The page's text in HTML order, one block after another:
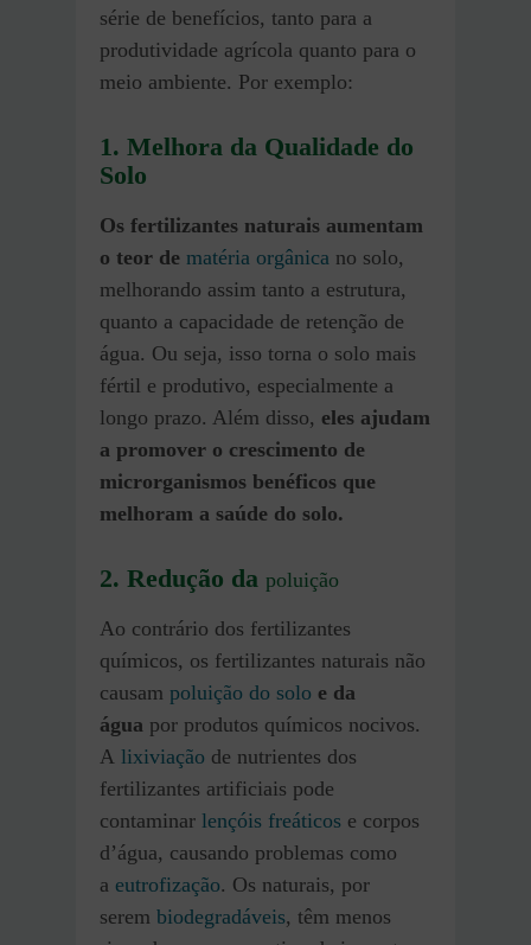
série de benefícios, tanto para a
produtividade agrícola quanto para o
meio ambiente. Por exemplo:
1. Melhora da Qualidade do
Solo
Os fertilizantes naturais aumentam
o teor de matéria orgânica no solo,
melhorando assim tanto a estrutura,
quanto a capacidade de retenção de
água. Ou seja, isso torna o solo mais
fértil e produtivo, especialmente a
longo prazo. Além disso, eles ajudam
a promover o crescimento de
microrganismos benéficos que
melhoram a saúde do solo.
2. Redução da poluição
Ao contrário dos fertilizantes
químicos, os fertilizantes naturais não
causam poluição do solo e da
água por produtos químicos nocivos.
A lixiviação de nutrientes dos
fertilizantes artificiais pode
contaminar lençóis freáticos e corpos
d’água, causando problemas como
a eutrofização. Os naturais, por
serem biodegradáveis, têm menos